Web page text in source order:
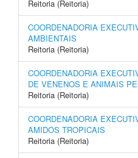
Reitoria (Reitoria)
COORDENADORIA
AMBIENTAIS
Reitoria (Reitoria)
COORDENADORIA
DE VENENOS E ANIMAIS
Reitoria (Reitoria)
COORDENADORIA
AMIDOS TROPICAIS
Reitoria (Reitoria)